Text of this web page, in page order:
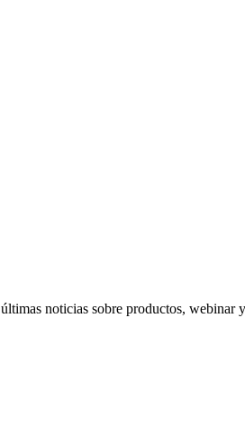
noticias sobre productos, webinar